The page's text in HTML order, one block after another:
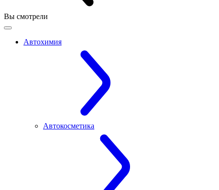
Вы смотрели
Автохимия
Автокосметика